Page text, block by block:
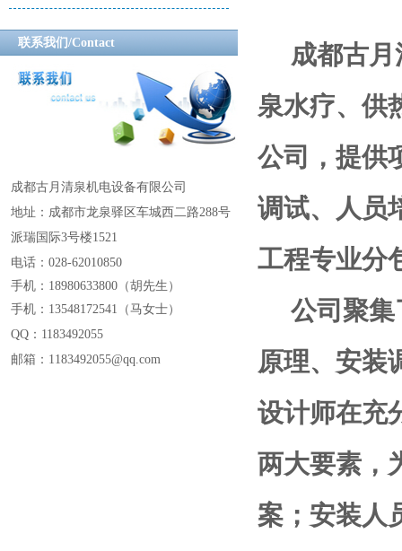
联系我们/Contact
成都古月清泉机电设备有限公司
地址：成都市龙泉驿区车城西二路288号
派瑞国际3号楼1521
电话：028-62010850
手机：18980633800 （胡先生 ）
手机：13548172541 （马女士）
QQ： 1183492055
邮箱：1183492055@qq.com
成都古
泉水疗、供
公司，提供
调试、人员
工程专业分
公司聚
原理、安装
设计师在充
两大要素，
案；安装人